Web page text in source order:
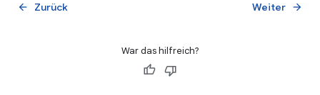
Zurück
arrow_back Weiter arrow_forward
War das hilfreich?